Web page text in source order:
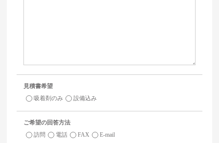
見積書希望
吸着剤のみ
設備込み
ご希望の回答方法
訪問
電話 FAX E-mail